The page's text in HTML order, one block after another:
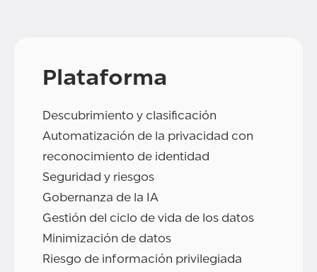
Plataforma
Descubrimiento y clasificación
Automatización de la privacidad con
reconocimiento de identidad
Seguridad y riesgos
Gobernanza de la IA
Gestión del ciclo de vida de los datos
Minimización de datos
Riesgo de información privilegiada